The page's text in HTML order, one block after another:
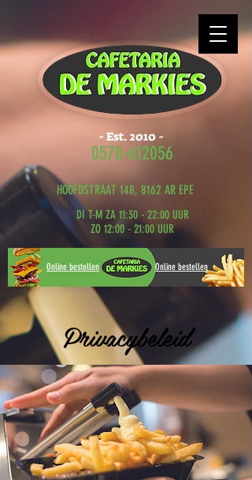
DI T-M ZA 11:30 - 22:00 UUR
ZO 12:00 - 21:00 UUR
0578-612056
- Est. 2010 -
Online bestellen Online bestellen
HOOFDSTRAAT 148, 8162 AR EPE
Privacybeleid